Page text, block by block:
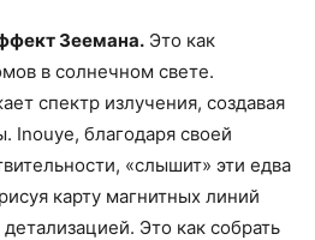
Зеемана. Это как
в солнечном свете.
спектр излучения, создавая
Inouye, благодаря своей
«слышит» эти едва
карту магнитных линий
Это как собрать